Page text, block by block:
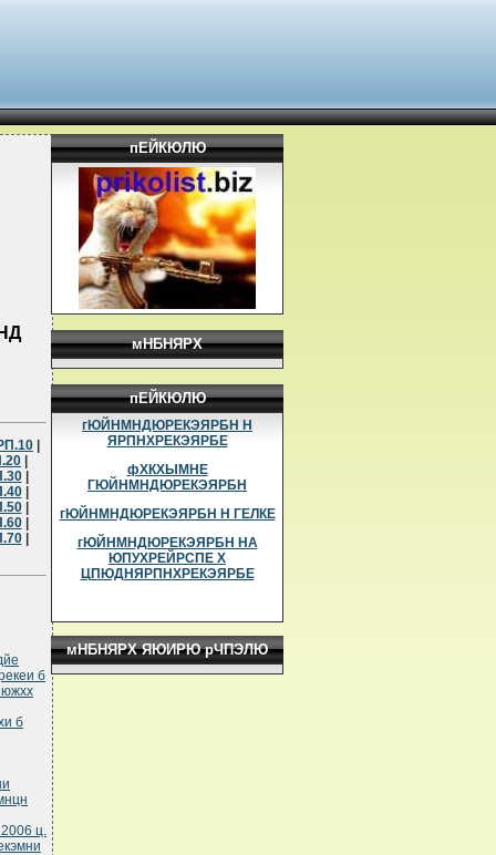
|
|
|
|
|
|
|
б
б
ц.
пЕЙКЮЛЮ
мНБНЯРХ
пЕЙКЮЛЮ
гЮЙНМНДЮРЕКЭЯРБН Н
ЯРПНХРЕКЭЯРБЕ
фХКХЫМНЕ
ГЮЙНМНДЮРЕКЭЯРБН
гЮЙНМНДЮРЕКЭЯРБН Н ГЕЛКЕ
гЮЙНМНДЮРЕКЭЯРБН НА
ЮПУХРЕЙРСПЕ Х
ЦПЮДНЯРПНХРЕКЭЯРБЕ
мНБНЯРХ ЯЮИРЮ рЧПЭЛЮ